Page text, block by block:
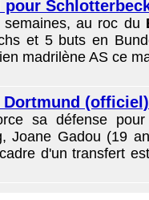
au roc du
et 5 buts en
madrilène AS ce
Dortmund (officiel)
sa défense
Joane Gadou (19
d'un transfert